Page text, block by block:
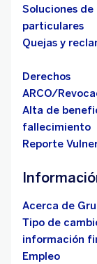
Soluciones de
particulares
Quejas y
Derechos
ARCO/
Alta de
fallecimiento
Reporte
Acerca de
Tipo de
información
Empleo